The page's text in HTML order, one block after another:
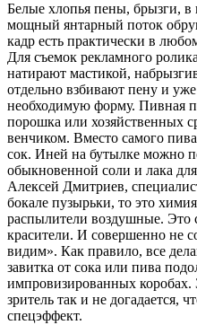
Белые хлопья пены, брызги, в
мощный янтарный поток
кадр есть практически в
Для съемок рекламного
натирают мастикой,
отдельно взбивают пену и
необходимую форму. Пивная
порошка или хозяйственных
венчиком. Вместо самого
сок. Иней на бутылке можно
обыкновенной соли и лака
Алексей Дмитриев,
бокале пузырьки, то это
распылители воздушные. Это
красители. И совершенно не
видим». Как правило, все
завитка от сока или пива
импровизированных коробах.
зритель так и не догадается,
спецэффект.